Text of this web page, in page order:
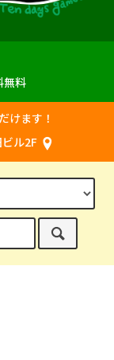
無料
けます！
ル2F